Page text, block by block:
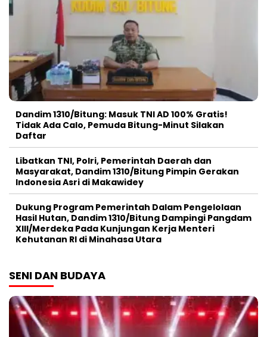
Dandim 1310/Bitung: Masuk TNI AD 100% Gratis!
Tidak Ada Calo, Pemuda Bitung-Minut Silakan
Daftar
Libatkan TNI, Polri, Pemerintah Daerah dan
Masyarakat, Dandim 1310/Bitung Pimpin Gerakan
Indonesia Asri di Makawidey
Dukung Program Pemerintah Dalam Pengelolaan
Hasil Hutan, Dandim 1310/Bitung Dampingi Pangdam
XIII/Merdeka Pada Kunjungan Kerja Menteri
Kehutanan RI di Minahasa Utara
SENI DAN BUDAYA